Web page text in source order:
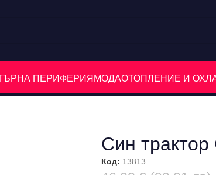
ПЕРИФЕРИЯ МОДАОТОПЛЕНИЕ И
Син трактор
Код: 13813